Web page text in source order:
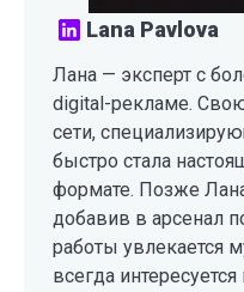
Lana Pavlova
Лана — эксперт с
digital-рекламе.
сети,
быстро стала
формате. Позже
добавив в арсенал
работы увлекается
всегда